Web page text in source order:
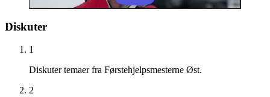
Diskuter
1
Diskuter temaer fra Førstehjelpsmesterne Øst.
2